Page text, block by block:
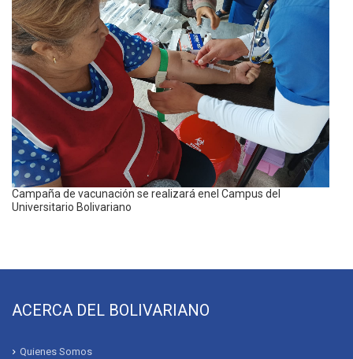
Campaña de vacunación se realizará enel Campus del
Universitario Bolivariano
ACERCA DEL BOLIVARIANO
Quienes Somos